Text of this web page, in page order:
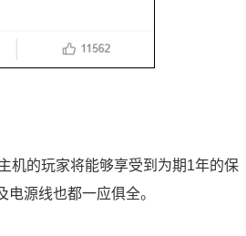
机的玩家将能够享受到为期1年的保
源线也都一应俱全。